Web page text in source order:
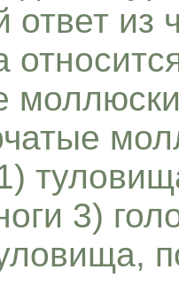
ответ из
3)